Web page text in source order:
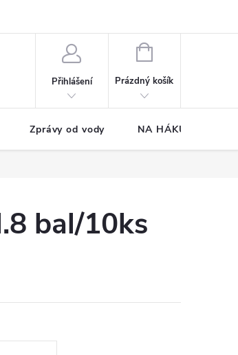
Přihlášení
NÁKUPNÍ
Prázdný košík
Zprávy od vody NA HÁKU CUP
bal/10ks